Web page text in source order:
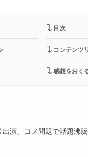
目次
コンテンツ
感想をおく
出演、コメ問題で話題沸